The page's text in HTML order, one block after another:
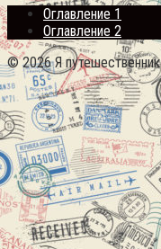
Оглавление 1
Оглавление 2
© 2026 Я путешественник